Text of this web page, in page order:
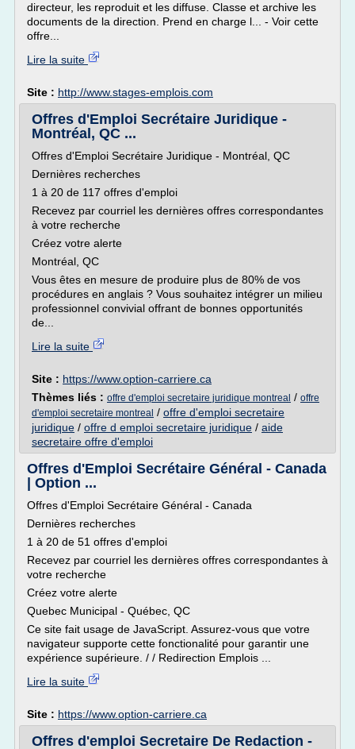
directeur, les reproduit et les diffuse. Classe et archive les
documents de la direction. Prend en charge l... - Voir cette
offre...
Lire la suite
Site : http://www.stages-emplois.com
Offres d'Emploi Secrétaire Juridique -
Montréal, QC ...
Offres d'Emploi Secrétaire Juridique - Montréal, QC
Dernières recherches
1 à 20 de 117 offres d'emploi
Recevez par courriel les dernières offres correspondantes
à votre recherche
Créez votre alerte
Montréal, QC
Vous êtes en mesure de produire plus de 80% de vos
procédures en anglais ? Vous souhaitez intégrer un milieu
professionnel convivial offrant de bonnes opportunités
de...
Lire la suite
Site : https://www.option-carriere.ca
Thèmes liés : offre d'emploi secretaire juridique montreal / offre
d'emploi secretaire montreal / offre d'emploi secretaire
juridique / offre d emploi secretaire juridique / aide
secretaire offre d'emploi
Offres d'Emploi Secrétaire Général - Canada
| Option ...
Offres d'Emploi Secrétaire Général - Canada
Dernières recherches
1 à 20 de 51 offres d'emploi
Recevez par courriel les dernières offres correspondantes à
votre recherche
Créez votre alerte
Quebec Municipal - Québec, QC
Ce site fait usage de JavaScript. Assurez-vous que votre
navigateur supporte cette fonctionalité pour garantir une
expérience supérieure. / / Redirection Emplois ...
Lire la suite
Site : https://www.option-carriere.ca
Offres d'emploi Secretaire De Redaction -